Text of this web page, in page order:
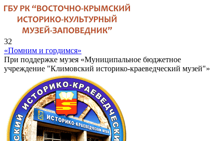
32
«Помним и гордимся»
При поддержке музея «Муниципальное бюджетное
учреждение "Климовский историко-краеведческий музей"»